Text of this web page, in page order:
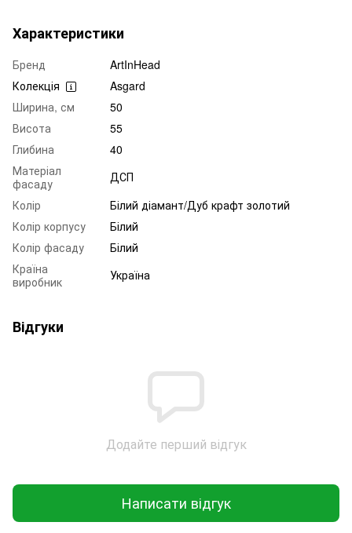
Характеристики
Бренд
ArtInHead
Колекція
Asgard
Ширина, см
50
Висота
55
Глибина
40
Матеріал
фасаду
ДСП
Колір
Білий діамант/Дуб крафт золотий
Колір корпусу
Білий
Колір фасаду
Білий
Країна
виробник
Україна
Відгуки
Додайте перший відгук
Написати відгук